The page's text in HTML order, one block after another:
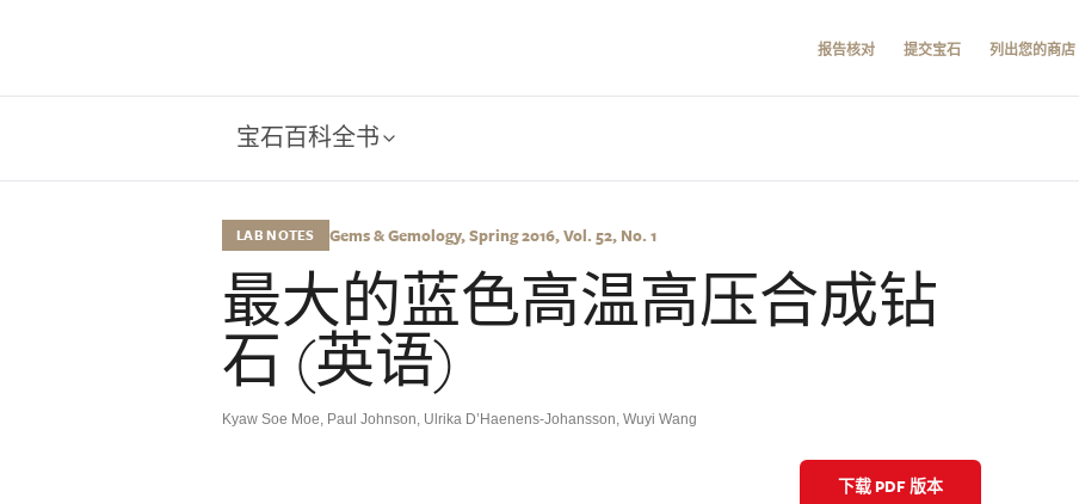
报告核对 提交宝石 列出您的商店
宝石百科全书
LAB NOTES Gems & Gemology, Spring 2016, Vol. 52, No. 1
最大的蓝色高温高压合成钻
石 (英语)
Kyaw Soe Moe, Paul Johnson, Ulrika D’Haenens-Johansson, Wuyi Wang
下载 PDF 版本